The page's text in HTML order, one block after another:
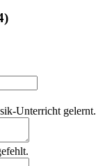
Unterricht gelernt.